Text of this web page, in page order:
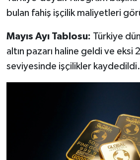
bulan fahiş işçilik maliyetleri
Mayıs Ayı Tablosu: Türkiye
altın pazarı haline geldi ve eksi
seviyesinde işçilikler kaydedildi.